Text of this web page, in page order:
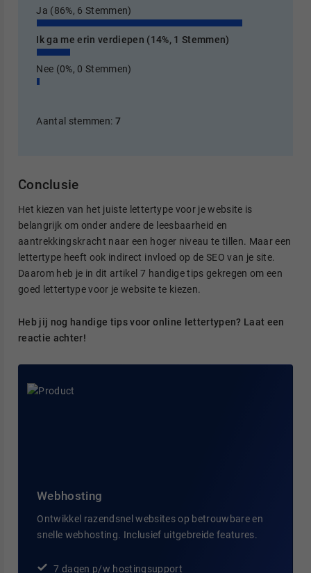
Ja (86%, 6 Stemmen)
Ik ga me erin verdiepen (14%, 1 Stemmen)
Nee (0%, 0 Stemmen)
Aantal stemmen: 7
Conclusie
Het kiezen van het juiste lettertype voor je website is
belangrijk om onder andere de leesbaarheid en
aantrekkingskracht naar een hoger niveau te tillen. Maar een
lettertype heeft ook indirect invloed op de SEO van je site.
Daarom heb je in dit artikel 7 handige tips gekregen om een
goed lettertype voor je website te kiezen.
Heb jij nog handige tips voor online lettertypen? Laat een
reactie achter!
Webhosting
Ontwikkel razendsnel websites op betrouwbare en
snelle webhosting. Inclusief uitgebreide features.
7 dagen p/w hostingsupport